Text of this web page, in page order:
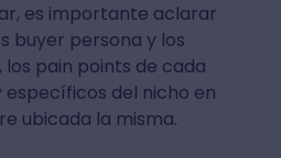
es importante aclarar
buyer persona y los
pain points de cada
del nicho en
ubicada la misma.